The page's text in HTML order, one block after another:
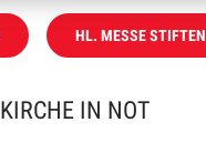
HL. MESSE STIFTEN
KIRCHE IN NOT